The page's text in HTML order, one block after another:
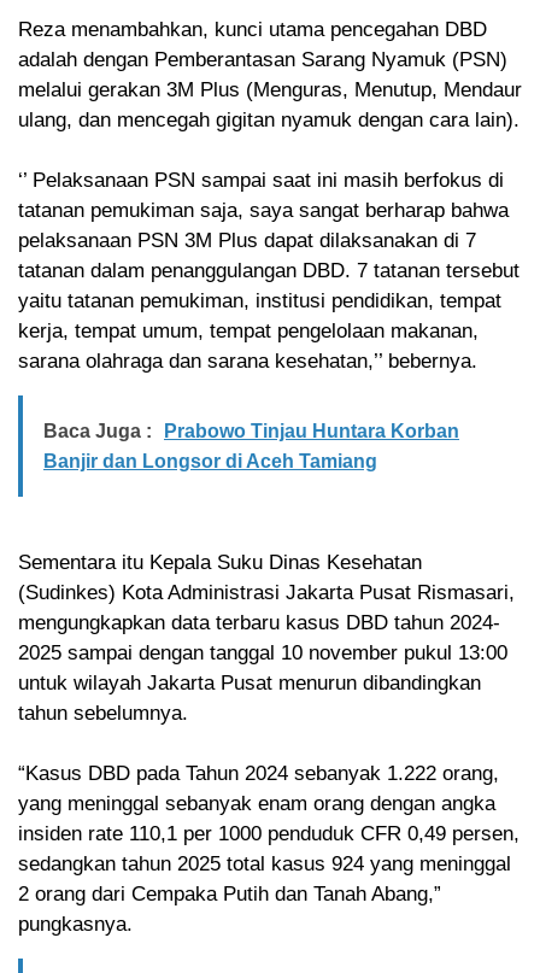
Reza menambahkan, kunci utama pencegahan DBD
adalah dengan Pemberantasan Sarang Nyamuk (PSN)
melalui gerakan 3M Plus (Menguras, Menutup, Mendaur
ulang, dan mencegah gigitan nyamuk dengan cara lain).
‘’ Pelaksanaan PSN sampai saat ini masih berfokus di
tatanan pemukiman saja, saya sangat berharap bahwa
pelaksanaan PSN 3M Plus dapat dilaksanakan di 7
tatanan dalam penanggulangan DBD. 7 tatanan tersebut
yaitu tatanan pemukiman, institusi pendidikan, tempat
kerja, tempat umum, tempat pengelolaan makanan,
sarana olahraga dan sarana kesehatan,’’ bebernya.
Baca Juga :
Prabowo Tinjau Huntara Korban
Banjir dan Longsor di Aceh Tamiang
Sementara itu Kepala Suku Dinas Kesehatan
(Sudinkes) Kota Administrasi Jakarta Pusat Rismasari,
mengungkapkan data terbaru kasus DBD tahun 2024-
2025 sampai dengan tanggal 10 november pukul 13:00
untuk wilayah Jakarta Pusat menurun dibandingkan
tahun sebelumnya.
“Kasus DBD pada Tahun 2024 sebanyak 1.222 orang,
yang meninggal sebanyak enam orang dengan angka
insiden rate 110,1 per 1000 penduduk CFR 0,49 persen,
sedangkan tahun 2025 total kasus 924 yang meninggal
2 orang dari Cempaka Putih dan Tanah Abang,”
pungkasnya.